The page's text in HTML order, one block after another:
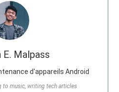
E. Malpass
d'appareils Android
to music, writing tech articles